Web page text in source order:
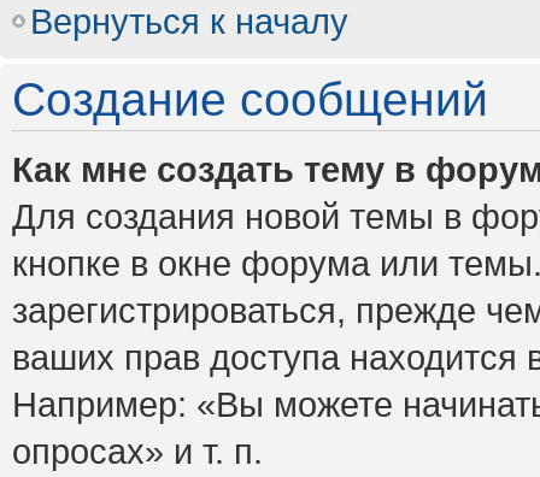
Вернуться к началу
Создание сообщений
Как мне создать тему в
Для создания новой темы в
кнопке в окне форума или
зарегистрироваться, прежде
ваших прав доступа
Например: «Вы можете
опросах» и т. п.